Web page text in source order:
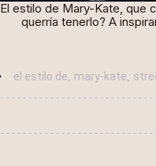
El estilo de Mary-Kate, que
querría tenerlo? A
el estilo de, mary-kate,